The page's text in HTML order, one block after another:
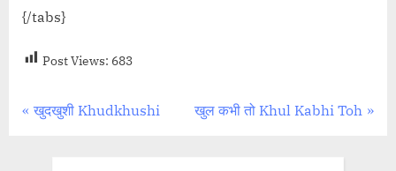
{/tabs}
Post Views: 683
Post
P
खुदखुशी Khudkhushi
N
खुल कभी तो Khul Kabhi Toh